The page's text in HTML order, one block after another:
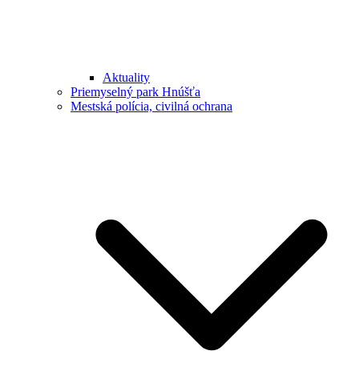
Aktuality
Priemyselný park Hnúšťa
Mestská polícia, civilná ochrana